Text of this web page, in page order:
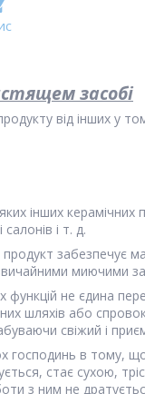
засобі
від інших
інших керамічних
і т. д.
забезпечує
миючими
функцій не єдина
шляхів або
свіжий і
в тому, що
стає сухою,
з ним не